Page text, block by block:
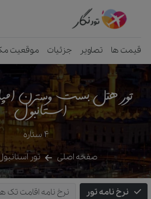
قیمت ها تصاویر جزئیات موقعیت
تور هتل بست وسترن
استانبول
4 ستاره
صفحه اصلی
تور
نرخ نامه تور نرخ نامه اقامت تک